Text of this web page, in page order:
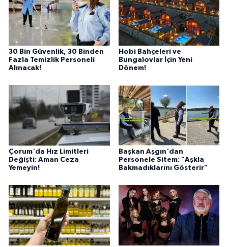
30 Bin Güvenlik, 30 Binden
Fazla Temizlik Personeli
Alınacak!
Hobi Bahçeleri ve
Bungalovlar İçin Yeni
Dönem!
Çorum'da Hız Limitleri
Değişti: Aman Ceza
Yemeyin!
Başkan Aşgın'dan
Personele Sitem: "Aşkla
Bakmadıklarını Gösterir"